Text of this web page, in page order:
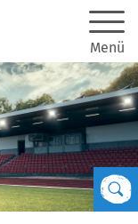
Menü